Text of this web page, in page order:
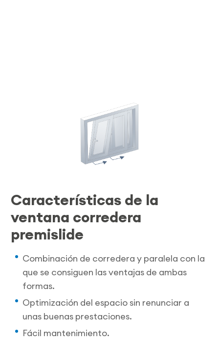
Características de la
ventana corredera
premislide
Combinación de corredera y paralela con la
que se consiguen las ventajas de ambas
formas.
Optimización del espacio sin renunciar a
unas buenas prestaciones.
Fácil mantenimiento.